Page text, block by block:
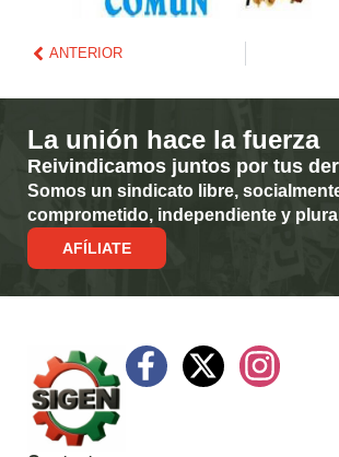
ANTERIOR
La unión hace la fuerza
Reivindicamos juntos por tus
Somos un sindicato libre,
comprometido, independiente y
AFÍLIATE